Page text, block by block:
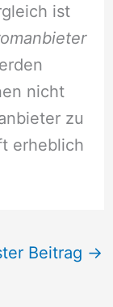
ist
nicht
zu
erheblich
Beitrag →